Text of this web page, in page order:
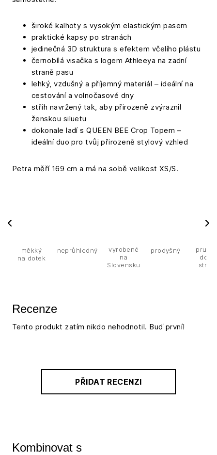
široké kalhoty s vysokým elastickým pasem
praktické kapsy po stranách
jedinečná 3D struktura s efektem včelího plástu
černobílá visačka s logem Athleeya na zadní
straně pasu
lehký, vzdušný a příjemný materiál – ideální na
cestování a volnočasové dny
střih navržený tak, aby přirozeně zvýraznil
ženskou siluetu
dokonale ladí s QUEEN BEE Crop Topem –
ideální duo pro tvůj přirozeně stylový vzhled
Petra měří 169 cm a má na sobě velikost XS/S.
měkký
na dotek
neprůhledný
vyrobené
na
Slovensku
prodyšný
do 4
stran
Recenze
Tento produkt zatím nikdo nehodnotil. Buď první!
PŘIDAT RECENZI
Kombinovat s